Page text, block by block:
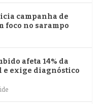
campanha de
foco no sarampo
afeta 14% da
e exige diagnóstico